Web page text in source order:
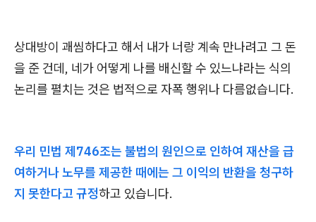
상대방이 괘씸하다고 해서 내가 너랑 계속 만나려고 그 돈
을 준 건데, 네가 어떻게 나를 배신할 수 있느냐라는 식의
논리를 펼치는 것은 법적으로 자폭 행위나 다름없습니다.
우리 민법 제746조는 불법의 원인으로 인하여 재산을 급
여하거나 노무를 제공한 때에는 그 이익의 반환을 청구하
지 못한다고 규정하고 있습니다.